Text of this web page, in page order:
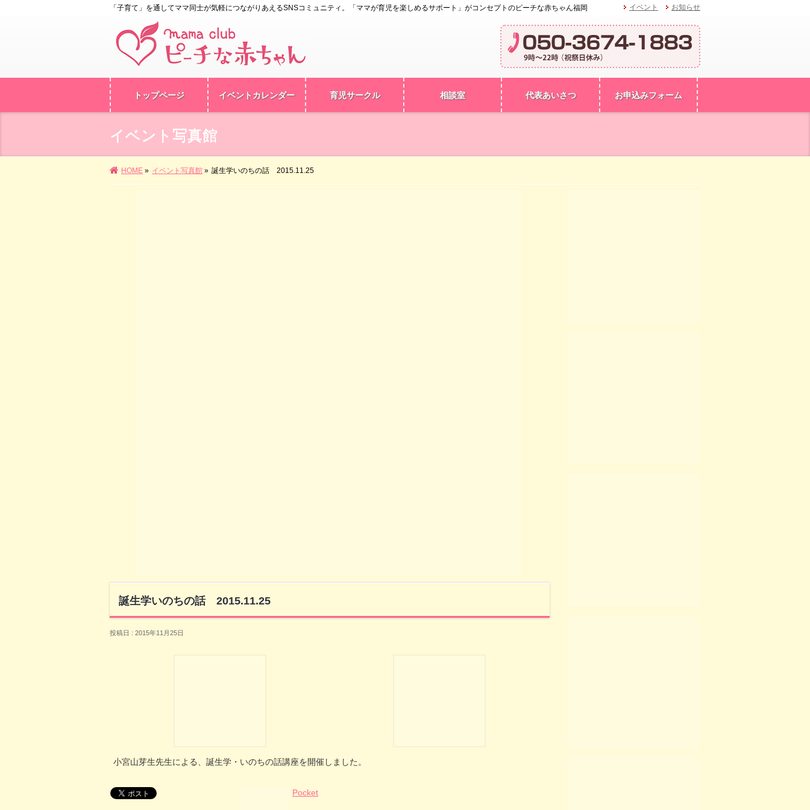
「子育て」を通してママ同士が気軽につながりあえるSNSコミュニティ。「ママが育児を楽しめるサポート」がコンセプトのピーチな赤ちゃん福岡 イベント お知らせ
トップページ イベントカレンダー 育児サークル 相談室 代表あいさつ お申込みフォーム
イベント写真館
HOME » イベント写真館 » 誕生学いのちの話 2015.11.25
誕生学いのちの話 2015.11.25
投稿日 : 2015年11月25日
小宮山芽生先生による、誕生学・いのちの話講座を開催しました。
Pocket